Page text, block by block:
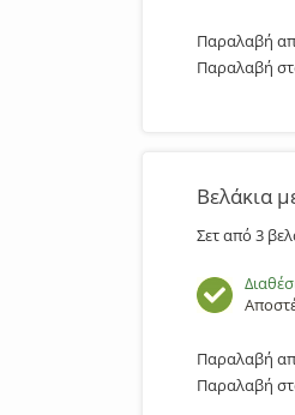
Παραλαβή
Παραλαβή
Βελάκια
Σετ από 3
Παραλαβή
Παραλαβή